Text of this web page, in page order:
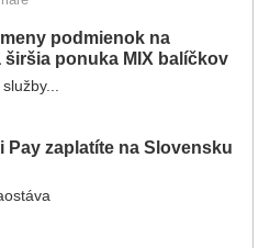
podmienok na
ponuka MIX balíčkov
Pay zaplatíte na Slovensku